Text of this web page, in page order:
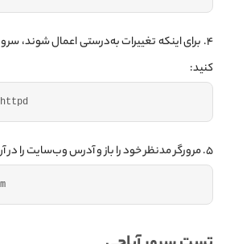
۴. برای اینکه تغییرات به‌درستی اعمال شوند،
کنید:
۵. مرورگر مدنظر خود را باز و آدرس وب‌سایت را در آن وارد کنید: